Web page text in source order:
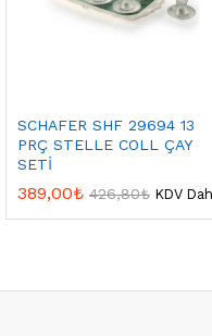
SCHAFER SHF 29694 13
PRÇ STELLE COLL ÇAY
SETİ
389,00₺ 426,80₺ KDV